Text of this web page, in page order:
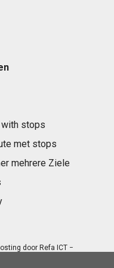
stops
met stops
mehrere Ziele
door Refa ICT−